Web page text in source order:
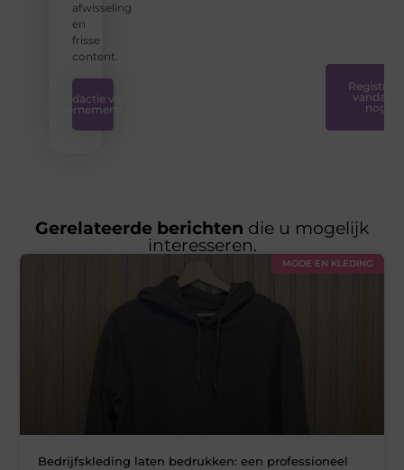
afwisseling
en
frisse
content.
Redactie van
Ondernemershuis
Registreer
vandaag
nog
Gerelateerde berichten die u mogelijk
interesseren.
MODE EN KLEDING
Bedrijfskleding laten bedrukken: een professioneel